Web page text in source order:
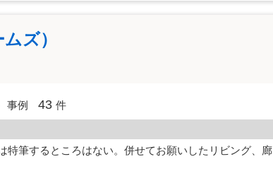
ズ）
事例 43 件
筆するところはない。併せてお願いしたリビング、廊